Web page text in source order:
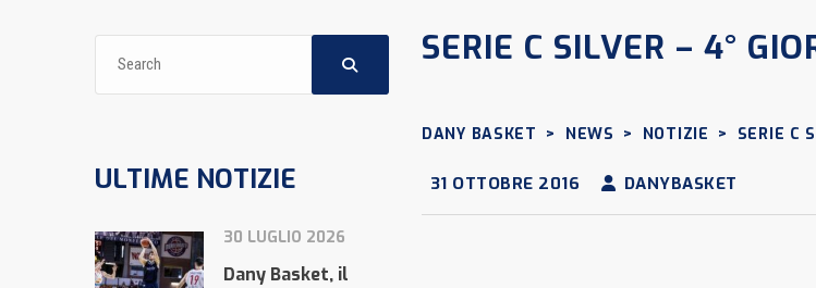
SERIE C SILVER – 4°
DANY BASKET > NEWS > NOTIZIE > SERIE C
31 OTTOBRE 2016 DANYBASKET
ULTIME NOTIZIE
30 LUGLIO 2026
Dany Basket, il